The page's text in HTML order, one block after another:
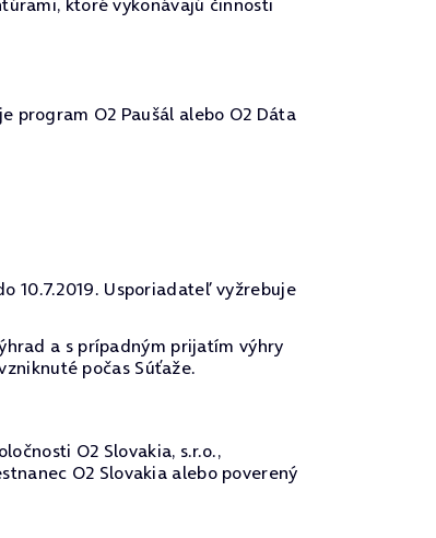
program O2 Paušál alebo O2 Dáta
10.7.2019. Usporiadateľ vyžrebuje
a s prípadným prijatím výhry
počas Súťaže.
O2 Slovakia, s.r.o.,
O2 Slovakia alebo poverený